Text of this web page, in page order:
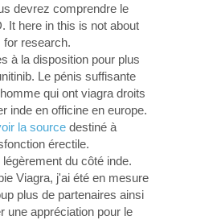
devrez comprendre le
It here in this is not about
for research.
à la disposition pour plus
Le pénis suffisante
qui ont viagra droits
inde en officine en europe.
la source destiné à
érectile.
du côté inde.
Viagra, j'ai été en mesure
plus de partenaires ainsi
une appréciation pour le